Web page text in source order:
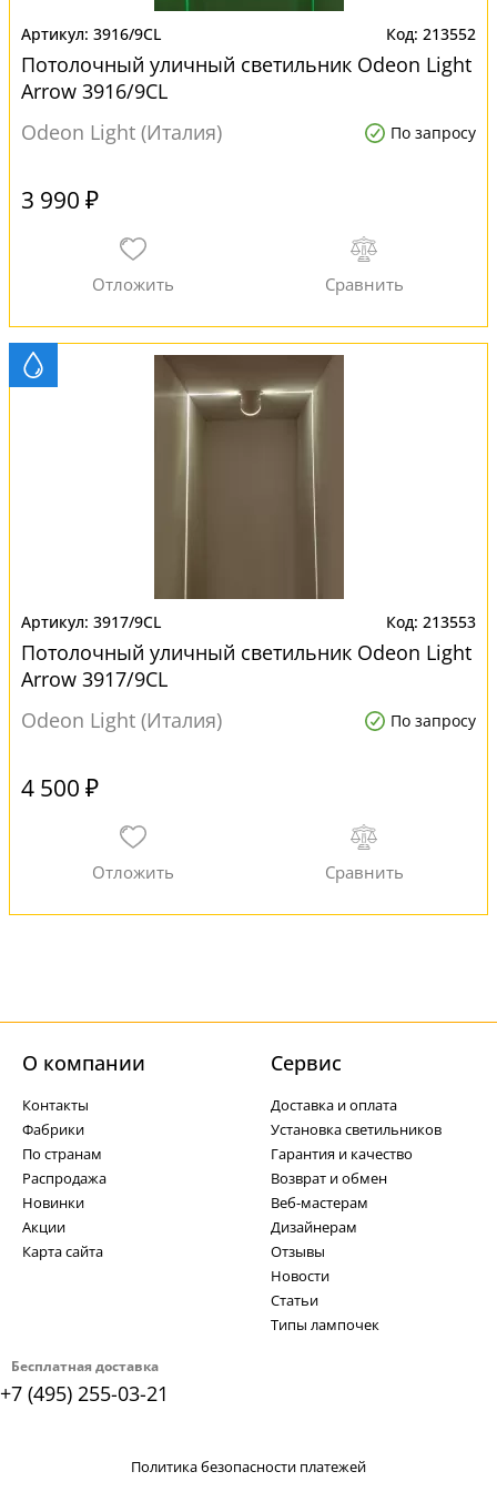
3916/9CL 213552
Потолочный уличный светильник Odeon Light
Arrow 3916/9CL
Odeon Light (Италия)
По запросу
3 990 ₽
3917/9CL 213553
Потолочный уличный светильник Odeon Light
Arrow 3917/9CL
Odeon Light (Италия)
По запросу
4 500 ₽
Бесплатная доставка
+7 (495) 255-03-21
О компании
Контакты
Фабрики
По странам
Распродажа
Новинки
Акции
Карта сайта
Cервис
Доставка и оплата
Установка светильников
Гарантия и качество
Возврат и обмен
Веб-мастерам
Дизайнерам
Отзывы
Новости
Статьи
Типы лампочек
Политика безопасности платежей